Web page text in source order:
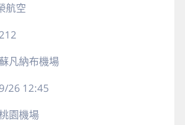
航空
凡納布機場
26 12:45
園機場